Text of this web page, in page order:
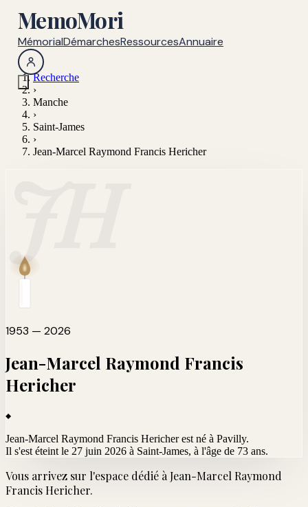
MemoMori
MémorialDémarchesRessourcesAnnuaire
Recherche
›
Manche
›
Saint-James
›
Jean-Marcel Raymond Francis Hericher
1953 — 2026
Jean-Marcel Raymond Francis
Hericher
Jean-Marcel Raymond Francis Hericher est né à Pavilly.
Il s'est éteint le 27 juin 2026 à Saint-James, à l'âge de 73 ans.
Vous arrivez sur l'espace dédié à Jean-Marcel Raymond
Francis Hericher.